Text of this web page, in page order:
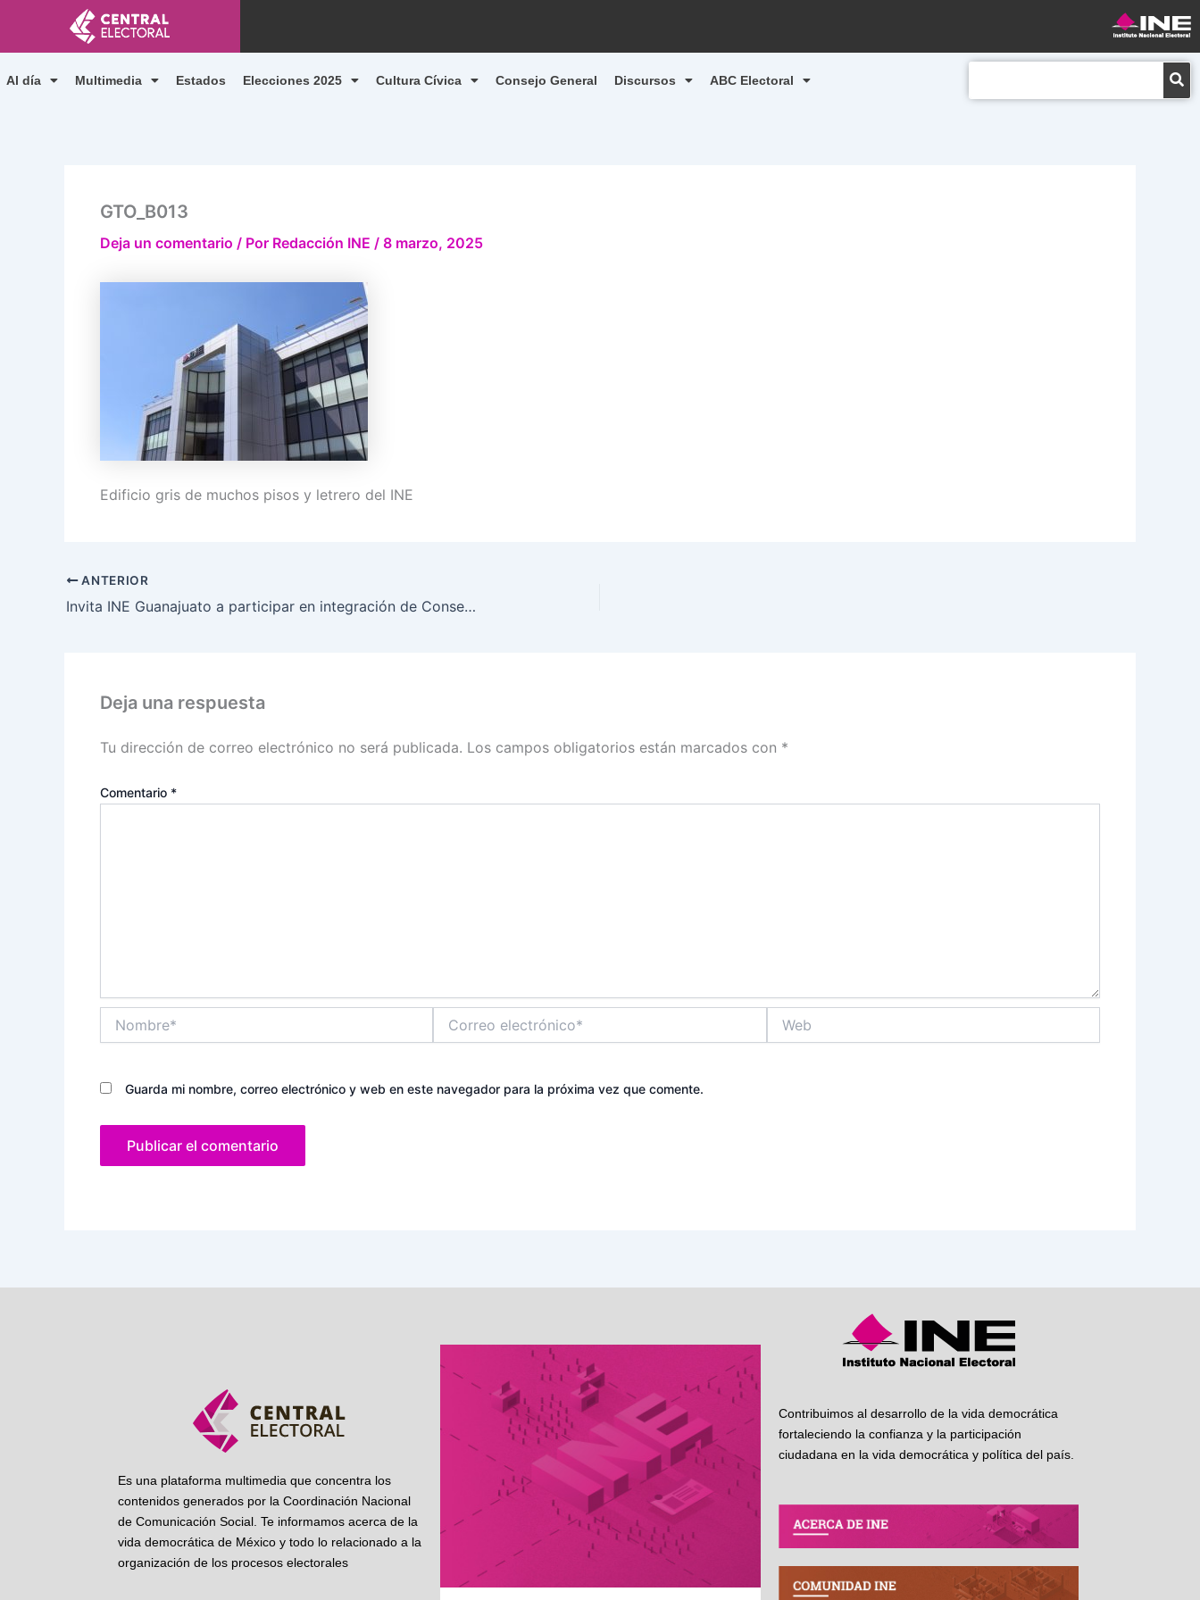
contenido
Al día Multimedia Estados Elecciones 2025 Cultura Cívica Consejo General Discursos ABC Electoral
GTO_B013
Deja un comentario / Por Redacción INE / 8 marzo, 2025
Edificio gris de muchos pisos y letrero del INE
ANTERIOR
Invita INE Guanajuato a participar en integración de Consejos Distritales en marco del Proceso Electoral Extraordinario del Poder Judicial de la Federación 2024 – 2025
Deja una respuesta
Tu dirección de correo electrónico no será publicada. Los campos obligatorios están marcados con *
Comentario *
electrónico*
Guarda mi nombre, correo electrónico y web en este navegador para la próxima vez que comente.
Es una plataforma multimedia que concentra los
contenidos generados por la Coordinación Nacional
de Comunicación Social. Te informamos acerca de la
vida democrática de México y todo lo relacionado a la
organización de los procesos electorales
Contribuimos al desarrollo de la vida democrática
fortaleciendo la confianza y la participación
ciudadana en la vida democrática y política del país.